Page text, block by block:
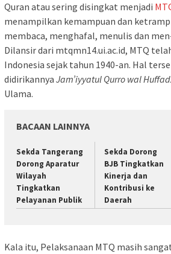
Quran atau sering disingkat menjadi
menampilkan kemampuan dan
membaca, menghafal, menulis dan
Dilansir dari mtqmn14.ui.ac.id, MTQ
Indonesia sejak tahun 1940-an. Hal
didirikannya Jam’iyyatul Qurro wal
Ulama.
BACAAN LAINNYA
Sekda Tangerang
Dorong Aparatur
Wilayah
Tingkatkan
Pelayanan Publik
Sekda Dorong
BJB Tingkatkan
Kinerja dan
Kontribusi ke
Daerah
Kala itu, Pelaksanaan MTQ masih